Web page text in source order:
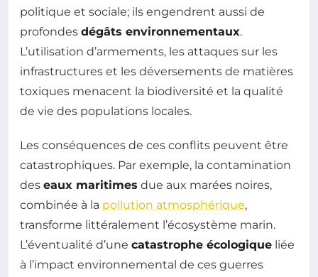
politique et sociale; ils engendrent aussi de
profondes dégâts environnementaux.
L’utilisation d’armements, les attaques sur les
infrastructures et les déversements de matières
toxiques menacent la biodiversité et la qualité
de vie des populations locales.
Les conséquences de ces conflits peuvent être
catastrophiques. Par exemple, la contamination
des eaux maritimes due aux marées noires,
combinée à la pollution atmosphérique,
transforme littéralement l’écosystème marin.
L’éventualité d’une catastrophe écologique liée
à l’impact environnemental de ces guerres